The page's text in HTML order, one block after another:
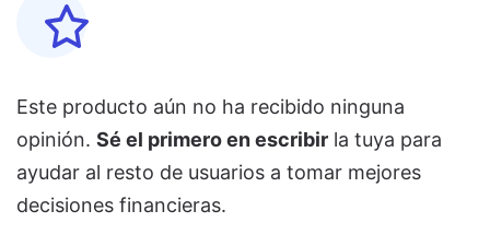
Este producto aún no ha recibido ninguna
opinión. Sé el primero en escribir la tuya para
ayudar al resto de usuarios a tomar mejores
decisiones financieras.